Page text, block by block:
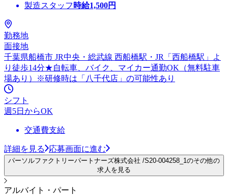
製造スタッフ 時給1,500円
勤務地
面接地
千葉県船橋市 JR中央・総武線 西船橋駅・JR「西船橋駅」よ
り徒歩14分★自転車、バイク、マイカー通勤OK（無料駐車
場あり）※研修時は「八千代店」の可能性あり
シフト
週5日からOK
交通費支給
詳細を見る 応募画面に進む
パーソルファクトリーパートナーズ株式会社 /S20-004258_1のその他の
求人を見る
アルバイト・パート